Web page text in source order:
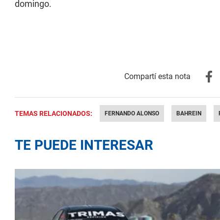
domingo.
TEMAS RELACIONADOS: FERNANDO ALONSO BAHREIN
TE PUEDE INTERESAR